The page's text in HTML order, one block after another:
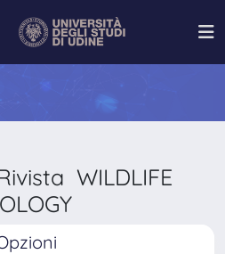
WILDLIFE